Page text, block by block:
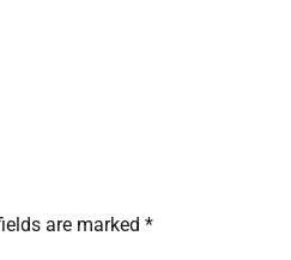
are marked *